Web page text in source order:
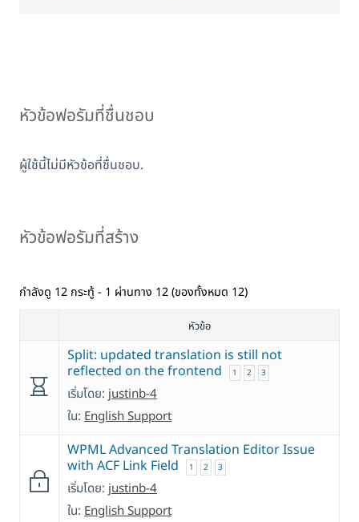
หัวข้อฟอรัมที่ชื่นชอบ
ผู้ใช้นี้ไม่มีหัวข้อที่ชื่นชอบ.
หัวข้อฟอรัมที่สร้าง
กำลังดู 12 กระทู้ - 1 ผ่านทาง 12 (ของทั้งหมด 12)
หัวข้อ
Split: updated translation is still not
reflected on the frontend
1 2 3
เริ่มโดย: justinb-4
ใน: English Support
WPML Advanced Translation Editor Issue
with ACF Link Field
1 2 3
เริ่มโดย: justinb-4
ใน: English Support